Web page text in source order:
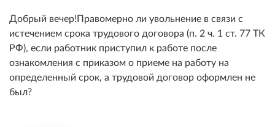
Добрый вечер!Правомерно ли увольнение в связи с
истечением срока трудового договора (п. 2 ч. 1 ст. 77 ТК
РФ), если работник приступил к работе после
ознакомления с приказом о приеме на работу на
определенный срок, а трудовой договор оформлен не
был?